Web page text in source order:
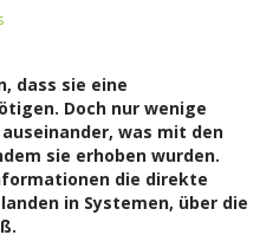
dass sie eine
Doch nur wenige
was mit den
sie erhoben wurden.
die direkte
in Systemen, über die